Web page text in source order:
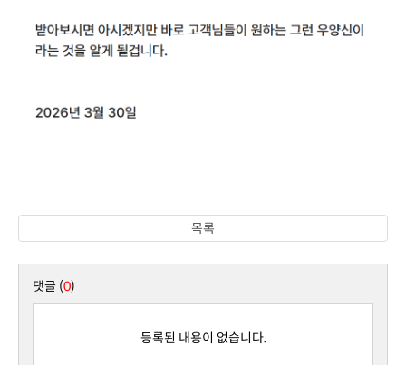
목록
댓글 (0)
등록된 내용이 없습니다.